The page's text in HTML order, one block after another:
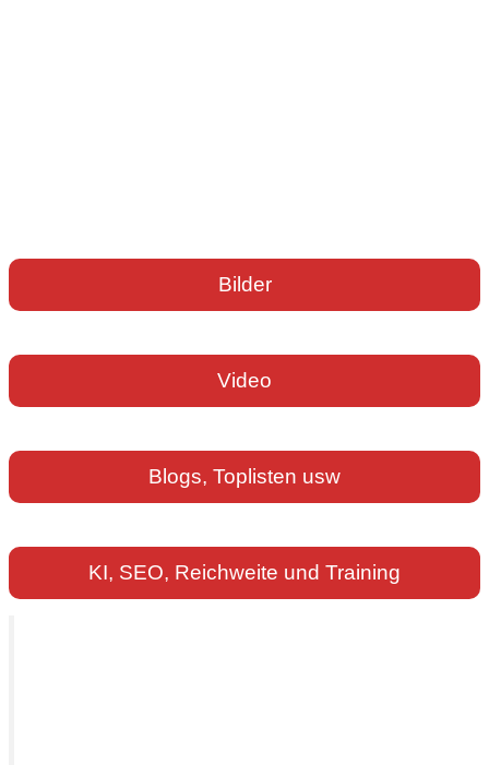
Bilder
Video
Blogs, Toplisten usw
KI, SEO, Reichweite und Training